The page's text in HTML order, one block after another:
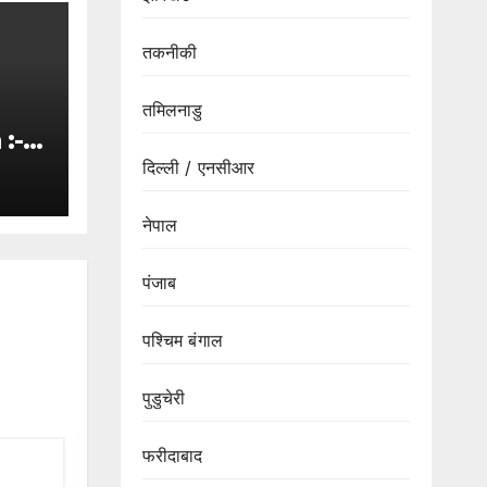
तकनीकी
तमिलनाडु
दिल्ली / एनसीआर
नेपाल
पंजाब
पश्चिम बंगाल
पुडुचेरी
फरीदाबाद